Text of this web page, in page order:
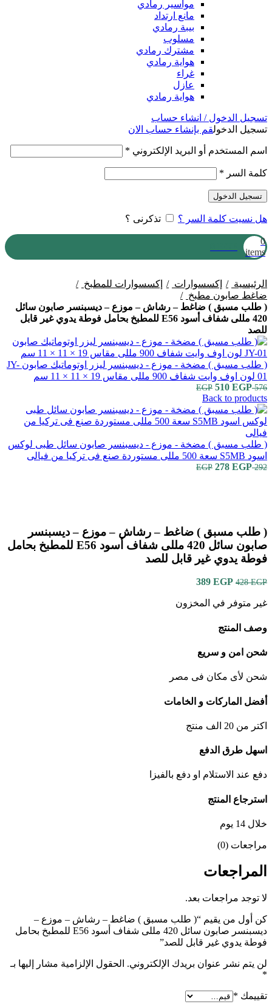
مواسير رمادي
مانع ارتداد
بيبة رمادي
مسلوب
مشترك رمادي
هواية رمادي
غراء
عازل
هواية رمادي
تسجيل الدخول / انشاء حساب
تسجيل الدخولقم بإنشاء حساب الان
اسم المستخدم أو البريد الإلكتروني *
كلمة السر *
تسجيل الدخول
هل نسيت كلمة السر ؟ تذكرنى ؟
0
items
الرئيسية إكسسوارات
إكسسوارات للمطبخ
ضاغط صابون مطبخ
( طلب مسبق ) ضاغط – رشاش – موزع – ديسبنسر صابون سائل
420 مللى شفاف أسود E56 للمطبخ بحامل فوطة يدوي غير قابل
للصد
( طلب مسبق ) مضخة - موزع - ديسبنسر ليزر اوتوماتيك صابون JY-
01 لون اوف وايت شفاف 900 مللى مقاس 19 × 11 × 11 سم
576
EGP
السعر
الأصلي
هو:
576 EGP.
510 EGP
السعر
هو:
510 EGP.
Back to products
( طلب مسبق ) مضخة - موزع - ديسبنسر صابون سائل طبى لوكس
اسود S5MB سعة 500 مللى مستوردة صنع فى تركيا من فيالى
292
EGP
السعر278 EGP
السعر
( طلب مسبق ) ضاغط – رشاش – موزع – ديسبنسر
صابون سائل 420 مللى شفاف أسود E56 للمطبخ بحامل
فوطة يدوي غير قابل للصد
428EGP
السعر
هو:
389 EGP
السعر
هو:
غير متوفر في المخزون
وصف المنتج
شحن امن و سريع
شحن لأى مكان فى مصر
أفضل الماركات و الخامات
اكتر من 20 الف منتج
اسهل طرق الدفع
دفع عند الاستلام او دفع بالفيزا
استرجاع المنتج
خلال 14 يوم
مراجعات (0)
المراجعات
لا توجد مراجعات بعد.
كن أول من يقيم “( طلب مسبق ) ضاغط – رشاش – موزع –
ديسبنسر صابون سائل 420 مللى شفاف أسود E56 للمطبخ بحامل
فوطة يدوي غير قابل للصد”
لن يتم نشر عنوان بريدك الإلكتروني. الحقول الإلزامية مشار إليها بـ
*
تقييمك *